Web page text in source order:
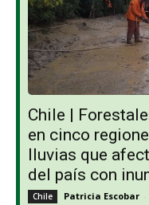
Chile |
en cinco
lluvias que
del país con
Chile Patricia Escobar -